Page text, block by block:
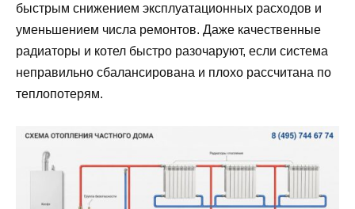
быстрым снижением эксплуатационных расходов и
уменьшением числа ремонтов. Даже качественные
радиаторы и котел быстро разочаруют, если система
неправильно сбалансирована и плохо рассчитана по
теплопотерям.